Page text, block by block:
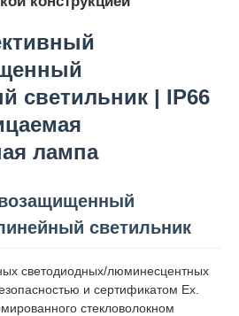
светильник | IP66
лампа
светильник
светодиодных/люминесцентных
и сертификатом Ex.
стекловолокном